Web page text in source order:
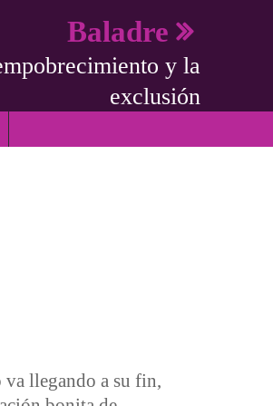
Baladre
y la
exclusión
llegando a su fin,